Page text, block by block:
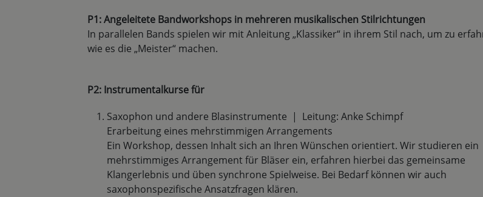
P1: Angeleitete Bandworkshops in mehreren musikalischen Stilrichtungen
In parallelen Bands spielen wir mit Anleitung „Klassiker“ in ihrem Stil nach, um zu
wie es die „Meister“ machen.
P2: Instrumentalkurse für
Saxophon und andere Blasinstrumente | Leitung: Anke Schimpf
Erarbeitung eines mehrstimmigen Arrangements
Ein Workshop, dessen Inhalt sich an Ihren Wünschen orientiert. Wir studieren ein
mehrstimmiges Arrangement für Bläser ein, erfahren hierbei das gemeinsame
Klangerlebnis und üben synchrone Spielweise. Bei Bedarf können wir auch
saxophonspezifische Ansatzfragen klären.